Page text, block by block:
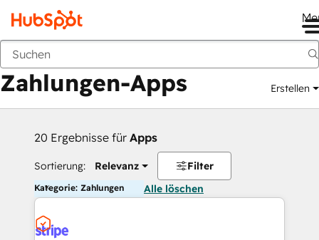
Zurück
Zahlungen-Apps Erstellen
20 Ergebnisse für Apps
Sortierung: Relevanz Filter
Kategorie: Zahlungen Alle löschen